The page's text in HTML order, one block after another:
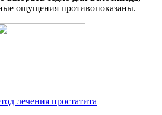
ощущения противопоказаны.
лечения простатита